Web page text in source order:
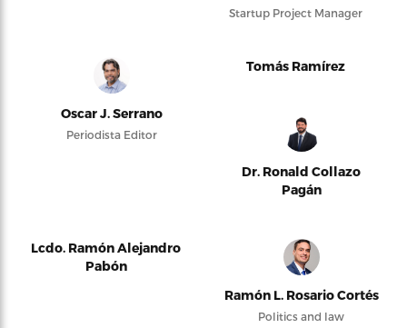
Startup Project Manager
Oscar J. Serrano
Periodista Editor
Tomás Ramírez
Dr. Ronald Collazo
Pagán
Lcdo. Ramón Alejandro
Pabón
Ramón L. Rosario Cortés
Politics and law